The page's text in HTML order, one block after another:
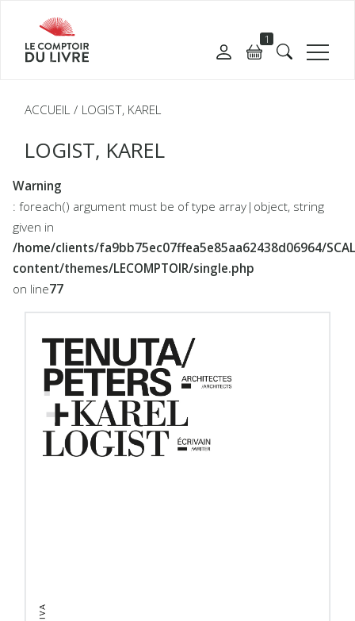
1
ACCUEIL LOGIST, KAREL
LOGIST, KAREL
Warning
: foreach() argument must be of type array|object, string
given in
/home/clients/fa9bb75ec07ffea5e85aa62438d06964/
content/themes/LECOMPTOIR/single.php
on line77